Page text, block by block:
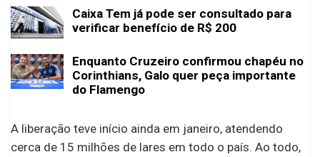
Caixa Tem já pode ser consultado para
verificar benefício de R$ 200
Enquanto Cruzeiro confirmou chapéu no
Corinthians, Galo quer peça importante
do Flamengo
A liberação teve início ainda em janeiro, atendendo
cerca de 15 milhões de lares em todo o país. Ao todo,